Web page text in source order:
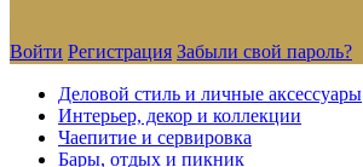
Войти Регистрация Забыли свой пароль?
Деловой стиль и личные аксессуары
Интерьер, декор и коллекции
Чаепитие и сервировка
Бары, отдых и пикник